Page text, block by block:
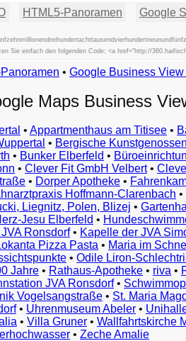
HTML5-Panoramen Google
Sie einfach den folgenden Code: <a href="http://
• Google Business
Maps Business
• Appartmenthaus am Titisee •
• Bergische
• Bunker Elberfeld •
• Clever Fit GmbH Velbert•
• Dorper Apotheke •
Hoffmann-Clarenbach •
Liegnitz, Polen, Blizej •
Jesu Elberfeld •
Ronsdorf• Kapelle der JVA
Pizza Pasta • Maria im
• Odile Liron-
Jahre • Rathaus-Apotheke • riva •
JVA Ronsdorf•
Vogelsangstraße • St. Maria
• Uhrenmuseum Abeler •
• Villa Gruner • Wallfahrtskirche
• Zeche Amalie